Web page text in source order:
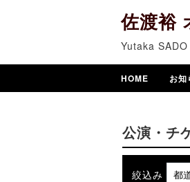
佐渡裕
Yutaka
HOME お知
公演・チ
絞込み